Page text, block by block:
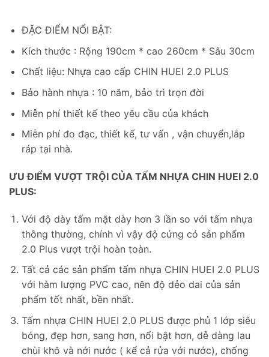
ĐẶC ĐIỂM NỔI BẬT:
Kích thước : Rộng 190cm * cao 260cm * Sâu 30cm
Chất liệu: Nhựa cao cấp CHIN HUEI 2.0 PLUS
Bảo hành nhựa : 10 năm, bảo trì trọn đời
Miễn phí thiết kế theo yêu cầu của khách
Miễn phí đo đạc, thiết kế, tư vấn , vận chuyển,lắp
ráp tại nhà.
ƯU ĐIỂM VƯỢT TRỘI CỦA TẤM NHỰA CHIN HUEI 2.0
PLUS:
Với độ dày tấm mặt dày hơn 3 lần so với tấm nhựa
thông thường, chính vì vậy độ cứng có sản phẩm
2.0 Plus vượt trội hoàn toàn.
Tất cả các sản phẩm tấm nhựa CHIN HUEI 2.0 PLUS
với hàm lượng PVC cao, nên độ dẻo dai của sản
phẩm tốt nhất, bền nhất.
Tấm nhựa CHIN HUEI 2.0 PLUS được phủ 1 lớp siêu
bóng, đẹp hơn, sang hơn, nổi bật hơn, dễ dàng lau
chùi khô và nới nước ( kể cả rửa với nước), chống